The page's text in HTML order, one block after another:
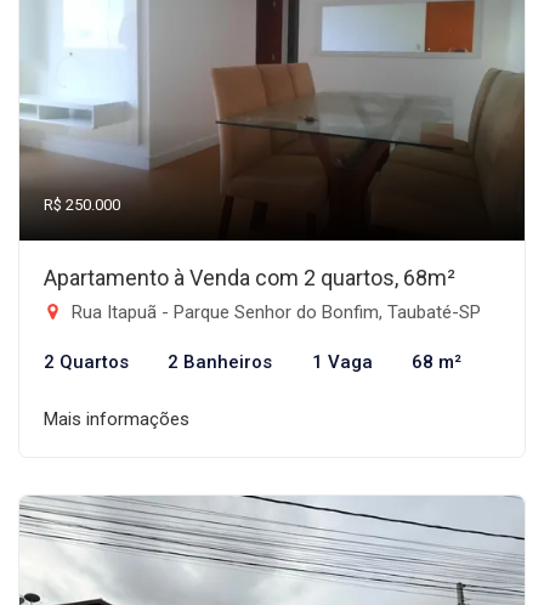
R$ 250.000
Apartamento à Venda com 2 quartos, 68m²
Rua Itapuã - Parque Senhor do Bonfim, Taubaté-SP
2 Quartos 2 Banheiros 1 Vaga 68 m²
Mais informações